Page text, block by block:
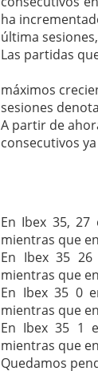
ha
última
Las partidas
máximos
sesiones
A partir de
consecutivos
En Ibex 35, 27
mientras que
En Ibex 35
mientras que
En Ibex 35 0
mientras que
En Ibex 35 1
mientras que
Quedamos